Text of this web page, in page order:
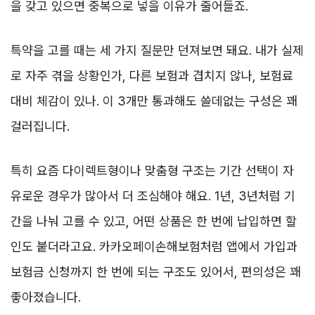
을 갖고 있으면 중복으로 넣을 이유가 줄어들죠.
특약을 고를 때는 세 가지 질문만 던져보면 돼요. 내가 실제
로 자주 겪을 상황인가, 다른 보험과 겹치지 않나, 보험료
대비 체감이 있나. 이 3개만 통과해도 쓸데없는 구성은 꽤
걸러집니다.
특히 요즘 다이렉트형이나 맞춤형 구조는 기간 선택이 자
유로운 경우가 많아서 더 조심해야 해요. 1년, 3년처럼 기
간을 나눠 고를 수 있고, 어떤 상품은 한 번에 납입하면 할
인도 붙더라고요. 카카오페이손해보험처럼 앱에서 가입과
보험금 신청까지 한 번에 되는 구조도 있어서, 편의성은 꽤
좋아졌습니다.